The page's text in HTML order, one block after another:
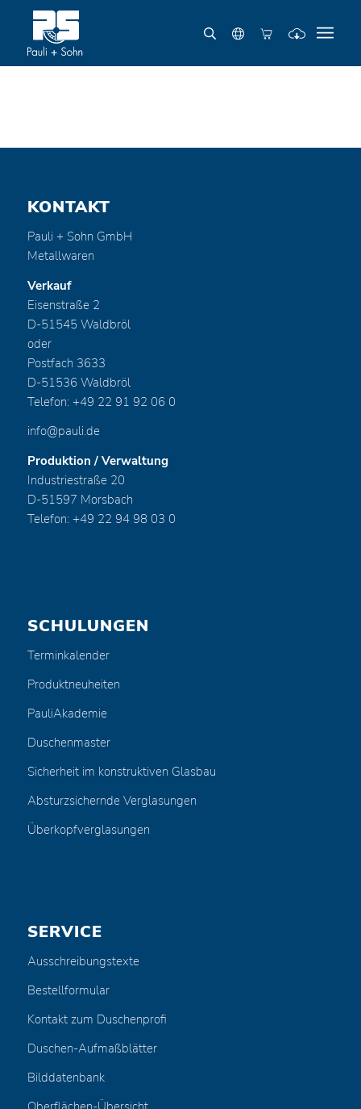
KONTAKT
Pauli + Sohn GmbH
Metallwaren
Verkauf
Eisenstraße 2
D-51545 Waldbröl
oder
Postfach 3633
D-51536 Waldbröl
Telefon: +49 22 91 92 06 0
info@pauli.de
Produktion / Verwaltung
Industriestraße 20
D-51597 Morsbach
Telefon: +49 22 94 98 03 0
SCHULUNGEN
Terminkalender
Produktneuheiten
PauliAkademie
Duschenmaster
Sicherheit im konstruktiven Glasbau
Absturzsichernde Verglasungen
Überkopfverglasungen
SERVICE
Ausschreibungstexte
Bestellformular
Kontakt zum Duschenprofi
Duschen-Aufmaßblätter
Bilddatenbank